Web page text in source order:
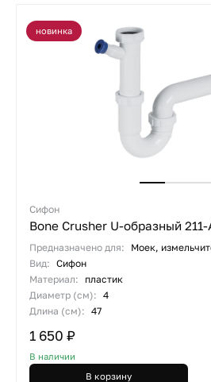
новинка
Сифон
Bone Crusher U-образный
Предназначено для:
Моек,
Вид: Сифон
Материал:
пластик
Диаметр (см): 4
Длина (см): 47
1 650 ₽
В наличии
В корзину